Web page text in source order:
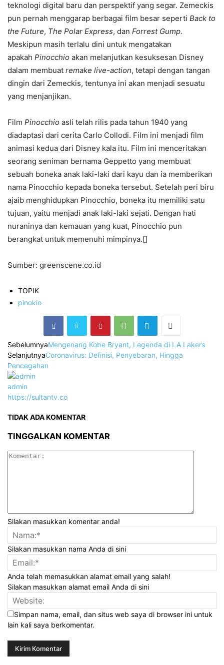
teknologi digital baru dan perspektif yang segar. Zemeckis
pun pernah menggarap berbagai film besar seperti Back to
the Future, The Polar Express, dan Forrest Gump.
Meskipun masih terlalu dini untuk mengatakan
apakah Pinocchio akan melanjutkan kesuksesan Disney
dalam membuat remake live-action, tetapi dengan tangan
dingin dari Zemeckis, tentunya ini akan menjadi sesuatu
yang menjanjikan.
Film Pinocchio asli telah rilis pada tahun 1940 yang
diadaptasi dari cerita Carlo Collodi. Film ini menjadi film
animasi kedua dari Disney kala itu. Film ini menceritakan
seorang seniman bernama Geppetto yang membuat
sebuah boneka anak laki-laki dari kayu dan ia memberikan
nama Pinocchio kepada boneka tersebut. Setelah peri biru
ajaib menghidupkan Pinocchio, boneka itu memiliki satu
tujuan, yaitu menjadi anak laki-laki sejati. Dengan hati
nuraninya dan kemauan yang kuat, Pinocchio pun
berangkat untuk memenuhi mimpinya.[]
Sumber: greenscene.co.id
TOPIK
pinokio
SebelumnyaMengenang Kobe Bryant, Legenda di LA Lakers
SelanjutnyaCoronavirus: Definisi, Penyebaran, Hingga
Pencegahan
admin
https://sultantv.co
TIDAK ADA KOMENTAR
TINGGALKAN KOMENTAR
Silakan masukkan komentar anda!
Silakan masukkan nama Anda di sini
Anda telah memasukkan alamat email yang salah!
Silakan masukkan alamat email Anda di sini
Simpan nama, email, dan situs web saya di browser ini untuk
lain kali saya berkomentar.